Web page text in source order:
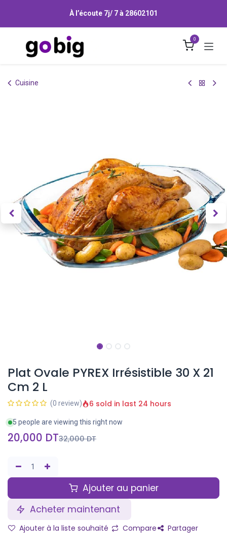
À l’écoute 7j/ 7 à 28602101
0
Cuisine
Plat Ovale PYREX Irrésistible 30 X 21
Cm 2 L
(0 review) 6 sold in last 24 hours
5 people are viewing this right now
20,000 DT32,000DT
Ajouter au panier
Acheter maintenant
Ajouter à la liste souhaité Compare Partager